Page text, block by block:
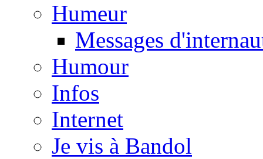
Humeur
Messages
Humour
Infos
Internet
Je vis à Bandol